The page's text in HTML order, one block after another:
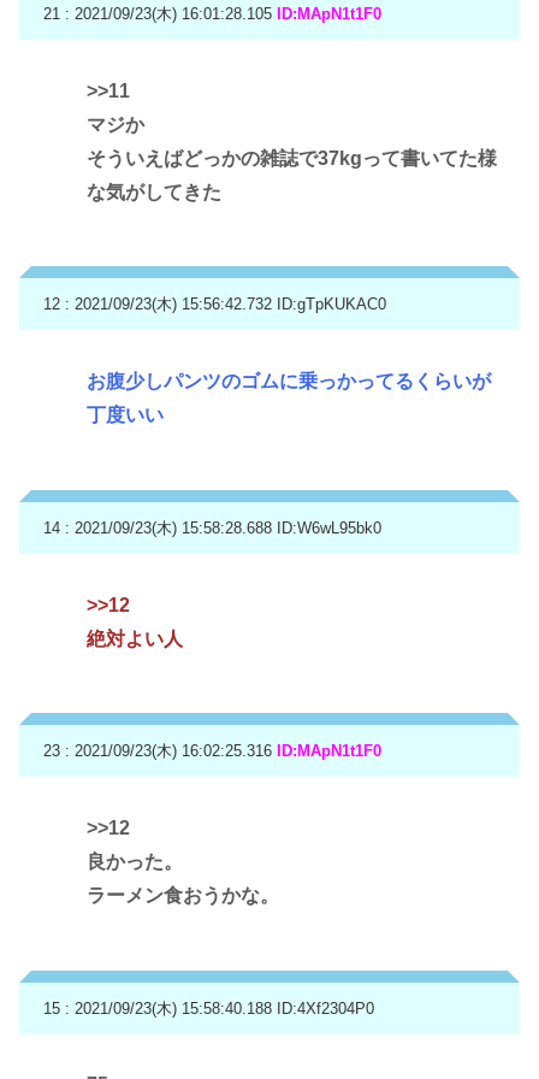
21 : 2021/09/23(木) 16:01:28.105 ID:MApN1t1F0
>>11
マジか
そういえばどっかの雑誌で37kgって書いてた様
な気がしてきた
12 : 2021/09/23(木) 15:56:42.732 ID:gTpKUKAC0
お腹少しパンツのゴムに乗っかってるくらいが
丁度いい
14 : 2021/09/23(木) 15:58:28.688 ID:W6wL95bk0
>>12
絶対よい人
23 : 2021/09/23(木) 16:02:25.316 ID:MApN1t1F0
>>12
良かった。
ラーメン食おうかな。
15 : 2021/09/23(木) 15:58:40.188 ID:4Xf2304P0